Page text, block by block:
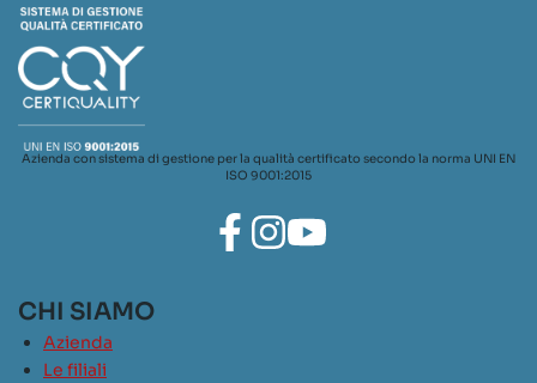
Azienda con sistema di gestione per la qualità certificato secondo la norma UNI EN
ISO 9001:2015
CHI SIAMO
Azienda
Le filiali